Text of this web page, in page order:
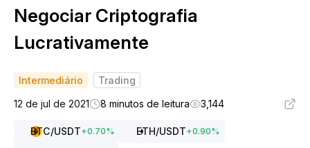
Negociar Criptografia
Lucrativamente
Intermediário
Trading
12 de jul de 2021
8 minutos de leitura 3,144
BTC/USDT+0.70% ETH/USDT+0.90%